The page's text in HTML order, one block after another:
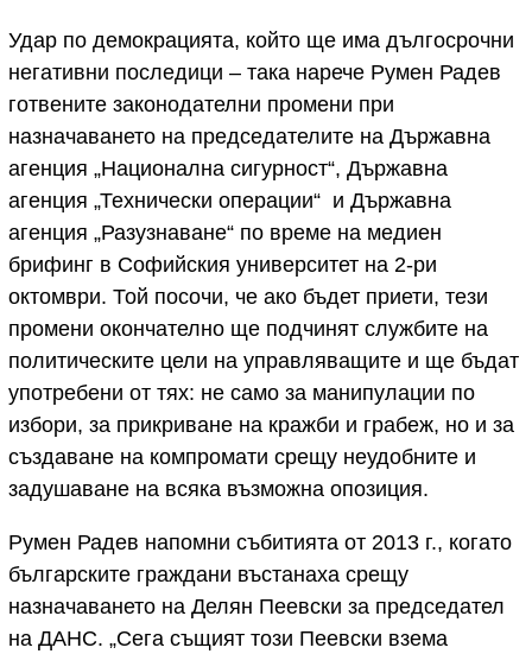
Удар по демокрацията, който ще има дългосрочни
негативни последици – така нарече Румен Радев
готвените законодателни промени при
назначаването на председателите на Държавна
агенция „Национална сигурност“, Държавна
агенция „Технически операции“ и Държавна
агенция „Разузнаване“ по време на медиен
брифинг в Софийския университет на 2-ри
октомври. Той посочи, че ако бъдет приети, тези
промени окончателно ще подчинят службите на
политическите цели на управляващите и ще бъдат
употребени от тях: не само за манипулации по
избори, за прикриване на кражби и грабеж, но и за
създаване на компромати срещу неудобните и
задушаване на всяка възможна опозиция.
Румен Радев напомни събитията от 2013 г., когато
българските граждани въстанаха срещу
назначаването на Делян Пеевски за председател
на ДАНС. „Сега същият този Пеевски взема